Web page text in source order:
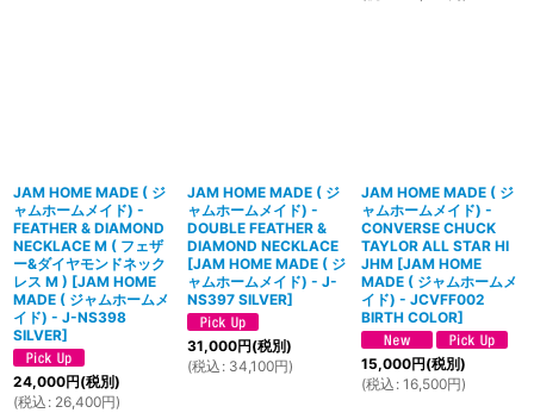
JAM HOME MADE ( ジ
ャムホームメイド) -
FEATHER & DIAMOND
NECKLACE M ( フェザ
ー&ダイヤモンドネック
レス M ) [JAM HOME
MADE ( ジャムホームメ
イド) - J-NS398
SILVER]
24,000円(税別)
(税込 : 26,400円)
JAM HOME MADE ( ジ
ャムホームメイド) -
DOUBLE FEATHER &
DIAMOND NECKLACE
[JAM HOME MADE ( ジ
ャムホームメイド) - J-
NS397 SILVER]
31,000円(税別)
(税込 : 34,100円)
JAM HOME MADE ( ジ
ャムホームメイド) -
CONVERSE CHUCK
TAYLOR ALL STAR HI
JHM [JAM HOME
MADE ( ジャムホームメ
イド) - JCVFF002
BIRTH COLOR]
15,000円(税別)
(税込 : 16,500円)